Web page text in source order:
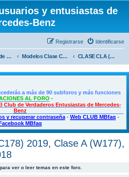
y entusiastas de
Benz
Identificarse
Registrarse
Club MBFAQ de usuarios y entusiastas de Mercedes Benz Modelos Clase CLA, Clase A, Shooting Brake y Clase B CLASE CLA (C118-C178) 2019, Clase A (W177), y Clase A Sedán, 2018
a más de 90 subforos y más funciones
AL FORO -
Club de Verdaderos Entusiastas de Mercedes-
Benz
y recuperar contraseña- Web CLUB MBfaq -
MBfaq
2019, Clase A (W177),
ver o leer temas en este foro.